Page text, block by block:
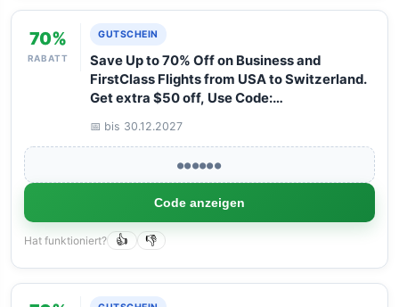
70%
RABATT
GUTSCHEIN
Save Up to 70% Off on Business and
FirstClass Flights from USA to Switzerland.
Get extra $50 off, Use Code:
📅 bis 30.12.2027
●●●●●●
Code anzeigen
Hat funktioniert? 👍 👎